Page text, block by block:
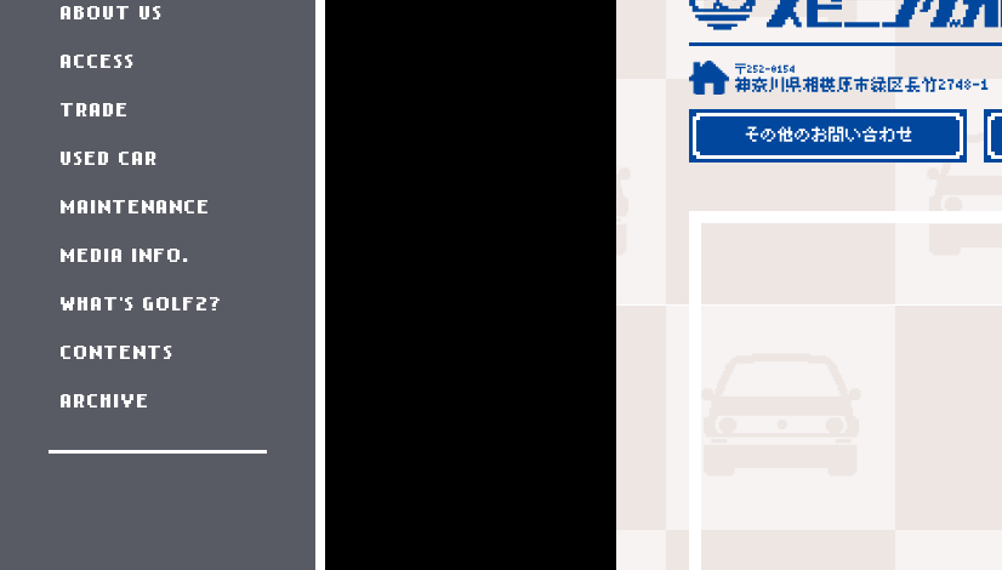
〒252-0154
神奈川県相模原市緑区長竹2748-1
その他のお問い合わせ
ABOUT US
ACCESS
TRADE
USED CAR
MAINTENANCE
MEDIA INFO.
WHAT'S GOLF2?
CONTENTS
ARCHIVE